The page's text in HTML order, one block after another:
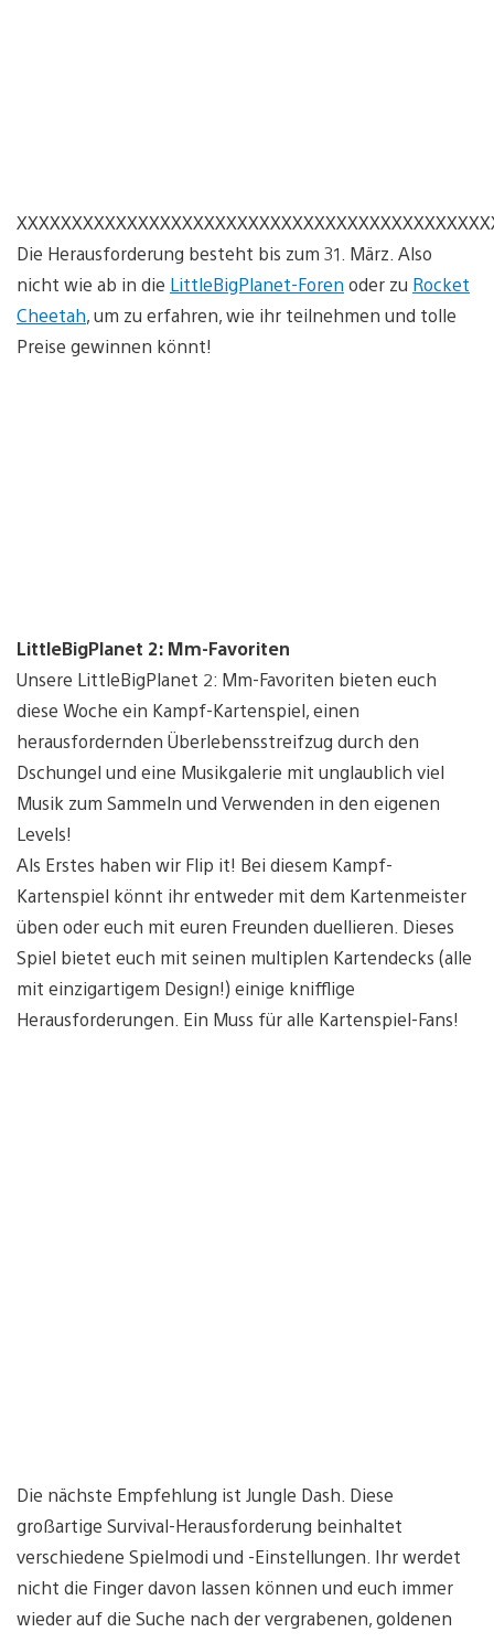
Die Herausforderung besteht bis zum 31. März. Also
nicht wie ab in die LittleBigPlanet-Foren oder zu Rocket
Cheetah, um zu erfahren, wie ihr teilnehmen und tolle
Preise gewinnen könnt!
LittleBigPlanet 2: Mm-Favoriten
Unsere LittleBigPlanet 2: Mm-Favoriten bieten euch
diese Woche ein Kampf-Kartenspiel, einen
herausfordernden Überlebensstreifzug durch den
Dschungel und eine Musikgalerie mit unglaublich viel
Musik zum Sammeln und Verwenden in den eigenen
Levels!
Als Erstes haben wir Flip it! Bei diesem Kampf-
Kartenspiel könnt ihr entweder mit dem Kartenmeister
üben oder euch mit euren Freunden duellieren. Dieses
Spiel bietet euch mit seinen multiplen Kartendecks (alle
mit einzigartigem Design!) einige knifflige
Herausforderungen. Ein Muss für alle Kartenspiel-Fans!
Die nächste Empfehlung ist Jungle Dash. Diese
großartige Survival-Herausforderung beinhaltet
verschiedene Spielmodi und -Einstellungen. Ihr werdet
nicht die Finger davon lassen können und euch immer
wieder auf die Suche nach der vergrabenen, goldenen